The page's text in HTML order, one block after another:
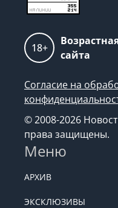
18+
сайта
Согласие на
© 2008-2026
права защищены.
Меню
АРХИВ
ЭКСКЛЮЗИВЫ